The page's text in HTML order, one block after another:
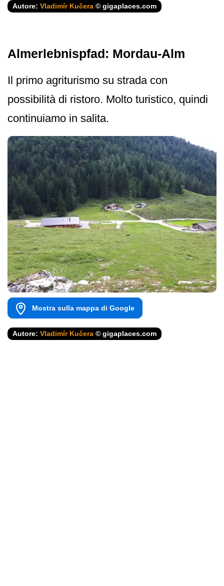
Autore: Vladimír Kučera © gigaplaces.com
Almerlebnispfad: Mordau-Alm
Il primo agriturismo su strada con
possibilità di ristoro. Molto turistico, quindi
continuiamo in salita.
Mostra sulla mappa di Google
Autore: Vladimír Kučera © gigaplaces.com